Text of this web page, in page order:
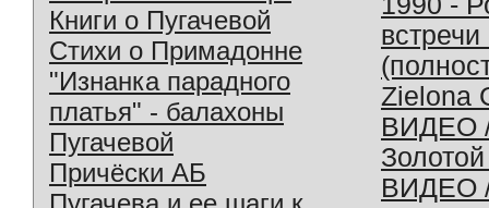
Книги о Пугачевой
Стихи о Примадонне
"Изнанка парадного
платья" - балахоны
Пугачевой
Причёски АБ
Zielona
ВИДЕО
ВИДЕО